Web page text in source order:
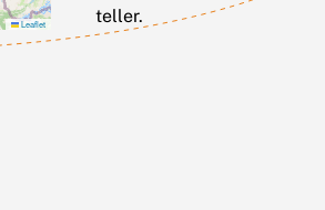
Leaflet
teller.